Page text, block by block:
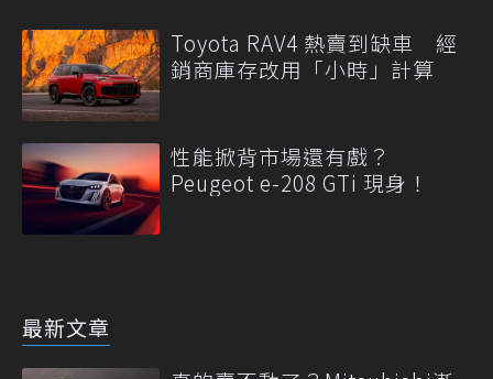
Toyota RAV4 熱賣到缺車 經
銷商庫存改用「小時」計算
性能掀背市場還有戲？
Peugeot e-208 GTi 現身！
最新文章